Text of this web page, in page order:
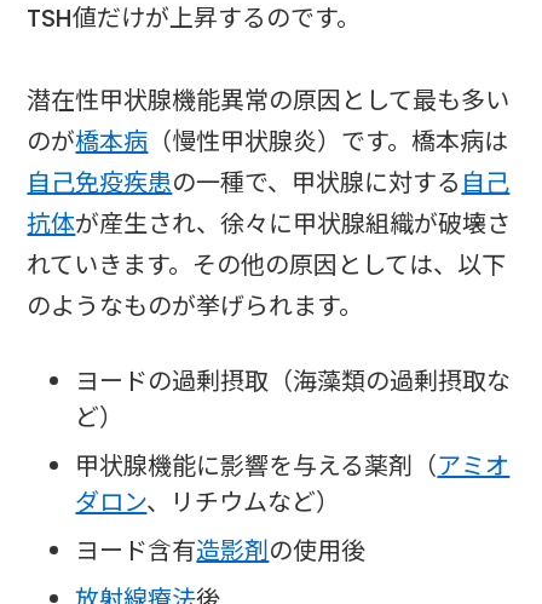
TSH値だけが上昇するのです。
潜在性甲状腺機能異常の原因として最も多い
のが橋本病 （慢性甲状腺炎）です。橋本病は
自己免疫疾患の一種で、甲状腺に対する 自己
抗体が産生され、徐々に甲状腺組織が破壊さ
れていきます。その他の原因としては、以下
のようなものが挙げられます。
ヨードの過剰摂取（海藻類の過剰摂取な
ど）
甲状腺機能に影響を与える薬剤（アミオ
ダロン、リチウムなど）
ヨード含有造影剤の使用後